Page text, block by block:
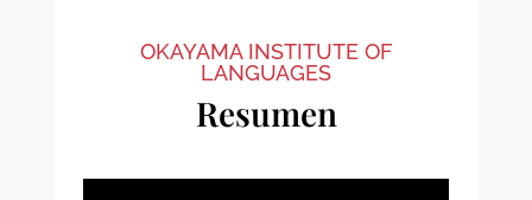
OKAYAMA INSTITUTE OF
LANGUAGES
Resumen